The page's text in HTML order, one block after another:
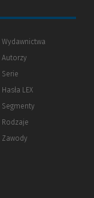
Wydawnictwa
Autorzy
Serie
Hasła LEX
Segmenty
Rodzaje
Zawody